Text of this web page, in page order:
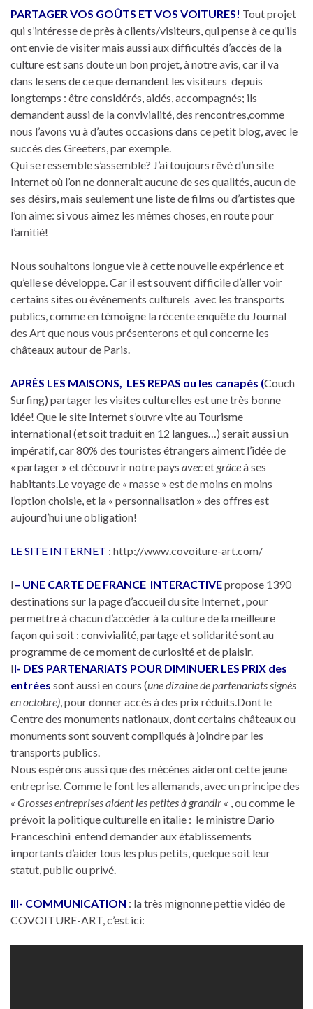
PARTAGER VOS GOÛTS ET VOS VOITURES! Tout projet
qui s’intéresse de près à clients/visiteurs, qui pense à ce qu’ils
ont envie de visiter mais aussi aux difficultés d’accès de la
culture est sans doute un bon projet, à notre avis, car il va
dans le sens de ce que demandent les visiteurs depuis
longtemps : être considérés, aidés, accompagnés; ils
demandent aussi de la convivialité, des rencontres,comme
nous l’avons vu à d’autes occasions dans ce petit blog, avec le
succès des Greeters, par exemple.
Qui se ressemble s’assemble? J’ai toujours rêvé d’un site
Internet où l’on ne donnerait aucune de ses qualités, aucun de
ses désirs, mais seulement une liste de films ou d’artistes que
l’on aime: si vous aimez les mêmes choses, en route pour
l’amitié!
Nous souhaitons longue vie à cette nouvelle expérience et
qu’elle se développe. Car il est souvent difficile d’aller voir
certains sites ou événements culturels avec les transports
publics, comme en témoigne la récente enquête du Journal
des Art que nous vous présenterons et qui concerne les
châteaux autour de Paris.
APRÈS LES MAISONS, LES REPAS ou les canapés (Couch
Surfing) partager les visites culturelles est une très bonne
idée! Que le site Internet s’ouvre vite au Tourisme
international (et soit traduit en 12 langues…) serait aussi un
impératif, car 80% des touristes étrangers aiment l’idée de
« partager » et découvrir notre pays avecet grâceà ses
habitants.Le voyage de « masse » est de moins en moins
l’option choisie, et la « personnalisation » des offres est
aujourd’hui une obligation!
LE SITE INTERNET : http://www.covoiture-art.com/
I– UNE CARTE DE FRANCE INTERACTIVEpropose 1390
destinations sur la page d’accueil du site Internet , pour
permettre à chacun d’accéder à la culture de la meilleure
façon qui soit : convivialité, partage et solidarité sont au
programme de ce moment de curiosité et de plaisir.
II- DES PARTENARIATS POUR DIMINUER LES PRIX des
entrées sont aussi en cours (une dizaine de partenariats signés
en octobre), pour donner accès à des prix réduits.Dont le
Centre des monuments nationaux, dont certains châteaux ou
monuments sont souvent compliqués à joindre par les
transports publics.
Nous espérons aussi que des mécènes aideront cette jeune
entreprise. Comme le font les allemands, avec un principe des
« Grosses entreprises aident les petites à grandir « , ou comme le
prévoit la politique culturelle en italie : le ministre Dario
Franceschini entend demander aux établissements
importants d’aider tous les plus petits, quelque soit leur
statut, public ou privé.
III- COMMUNICATION : la très mignonne pettie vidéo de
COVOITURE-ART, c’est ici: